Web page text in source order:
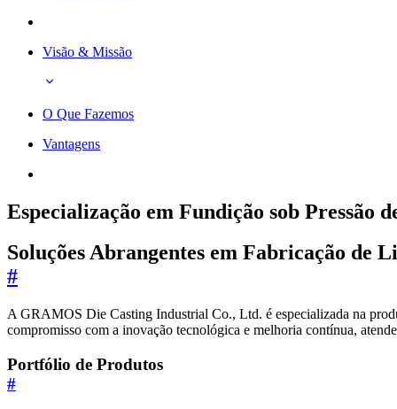
Visão & Missão
O Que Fazemos
Vantagens
Especialização em Fundição sob
Soluções Abrangentes em Fabricação de
#
A GRAMOS Die Casting Industrial Co., Ltd. é especializada na
compromisso com a inovação tecnológica e melhoria contínua,
Portfólio de Produtos
#